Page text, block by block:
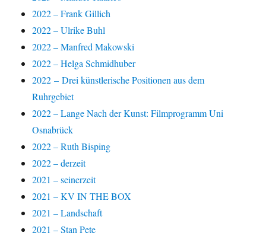
2022 – Frank Gillich
2022 – Ulrike Buhl
2022 – Manfred Makowski
2022 – Helga Schmidhuber
2022 – Drei künstlerische Positionen aus dem
Ruhrgebiet
2022 – Lange Nach der Kunst: Filmprogramm Uni
Osnabrück
2022 – Ruth Bisping
2022 – derzeit
2021 – seinerzeit
2021 – KV IN THE BOX
2021 – Landschaft
2021 – Stan Pete